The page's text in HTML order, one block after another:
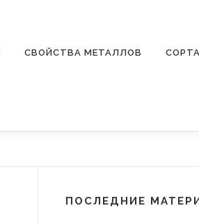
СВОЙСТВА МЕТАЛЛОВ
ПОСЛЕДНИЕ